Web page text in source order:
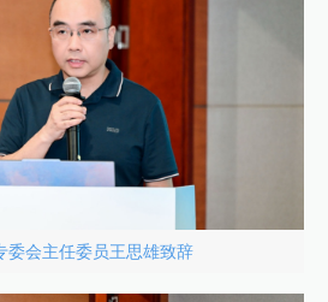
委会主任委员王思雄致辞